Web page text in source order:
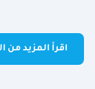
اقرأ المزيد